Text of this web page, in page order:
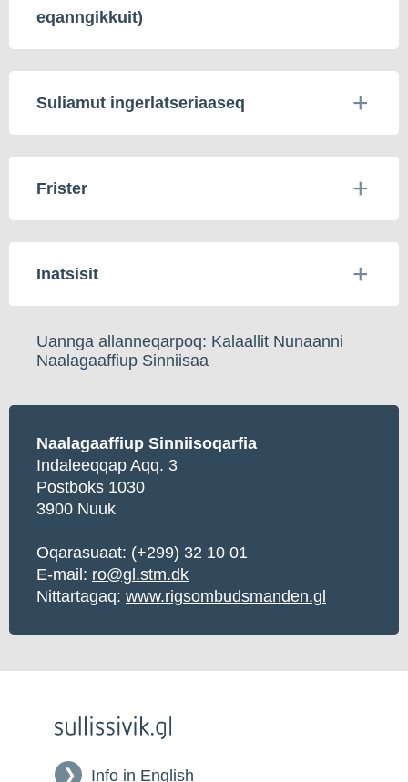
eqanngikkuit)
Suliamut ingerlatseriaaseq
Frister
Inatsisit
Uannga allanneqarpoq: Kalaallit Nunaanni
Naalagaaffiup Sinniisaa
Naalagaaffiup Sinniisoqarfia
Indaleeqqap Aqq. 3
Postboks 1030
3900 Nuuk
Oqarasuaat: (+299) 32 10 01
E-mail: ro@gl.stm.dk
Nittartagaq: www.rigsombudsmanden.gl
Info in English